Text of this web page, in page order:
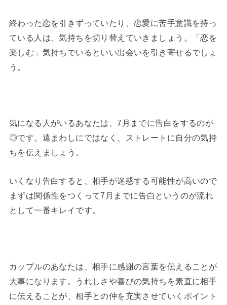
終わった恋を引きずっていたり、恋愛に苦手意識を持っ
ている人は、気持ちを切り替えていきましょう。
「恋を
楽しむ」気持ちでいるといい出会いを引き寄せるでしょ
う。
気になる人がいるあなたは、7月までに告白をするのが
◎です。遠まわしにではなく、ストレートに自分の気持
ちを伝えましょう。
いくなり告白すると、相手が迷惑する可能性が高いので
まずは関係性をつくって7月までに告白というのが流れ
として一番キレイです。
カップルのあなたは、相手に感謝の言葉を伝えることが
大事になります。うれしさや喜びの気持ちを素直に相手
に伝えることが、相手との仲を充実させていくポイント